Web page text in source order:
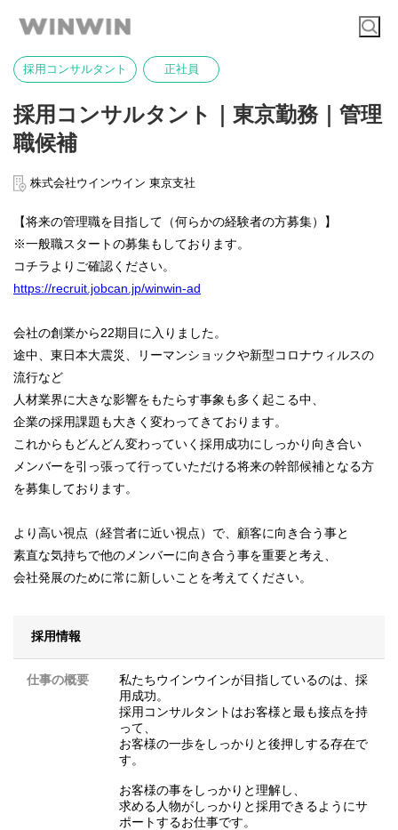
採用コンサルタント 正社員
採用コンサルタント｜東京勤務｜管理
職候補
株式会社ウインウイン 東京支社
【将来の管理職を目指して（何らかの経験者の方募集）】
※一般職スタートの募集もしております。
コチラよりご確認ください。
https://recruit.jobcan.jp/winwin-ad
会社の創業から22期目に入りました。
途中、東日本大震災、リーマンショックや新型コロナウィルスの
流行など
人材業界に大きな影響をもたらす事象も多く起こる中、
企業の採用課題も大きく変わってきております。
これからもどんどん変わっていく採用成功にしっかり向き合い
メンバーを引っ張って行っていただける将来の幹部候補となる方
を募集しております。
より高い視点（経営者に近い視点）で、顧客に向き合う事と
素直な気持ちで他のメンバーに向き合う事を重要と考え、
会社発展のために常に新しいことを考えてください。
採用情報
仕事の概要
私たちウインウインが目指しているのは、採
用成功。
採用コンサルタントはお客様と最も接点を持
って、
お客様の一歩をしっかりと後押しする存在で
す。
お客様の事をしっかりと理解し、
求める人物がしっかりと採用できるようにサ
ポートするお仕事です。